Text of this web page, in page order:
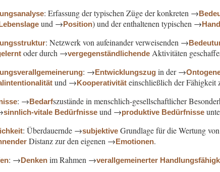
: Erfassung der typischen Züge der konkreten →
und →Position) und der enthaltenen typischen →
: Netzwerk von aufeinander verweisenden →
oder durch →vergegenständlichende Aktivitäten
: →Entwicklungszug in der →
und →Kooperativität einschließlich der
: →Bedarfszustände in menschlich-gesellschaftlicher
sinnlich-vitale Bedürfnisse und →produktive Bedürfnisse
: Überdauernde →subjektive Grundlage für die Wertung
Distanz zur den eigenen →Emotionen.
: →Denken im Rahmen →verallgemeinerter